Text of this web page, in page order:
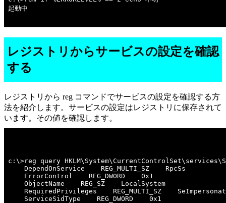
起動中
レジストリからサービスの設定を確認
する
レジストリから reg コマンドでサービスの設定を確認する方
法を紹介します。サービスの設定はレジストリに保存されて
います。その値を確認します。
c:\>reg query
    DependOnService    REG_MULTI_SZ    RpcSs
    ErrorControl    REG_DWORD    0x1
    ObjectName    REG_SZ    LocalSystem
RequiredPrivileges    REG_MULTI_SZ
    ServiceSidType    REG_DWORD    0x1